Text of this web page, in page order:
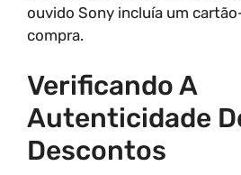
ouvido Sony incluía um
compra.
Verificando A
Autenticidade
Descontos